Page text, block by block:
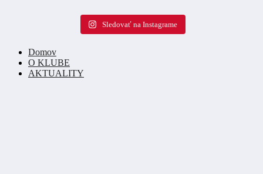
Sledovať na Instagrame
Domov
O KLUBE
AKTUALITY